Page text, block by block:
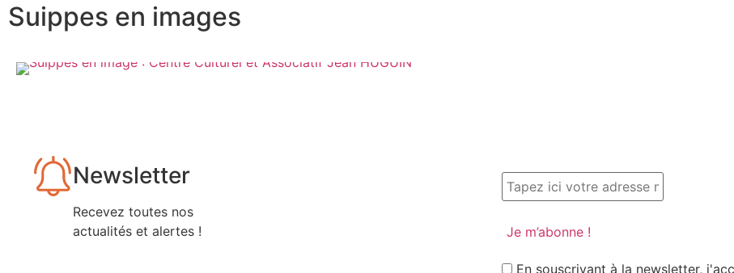
Suippes en images
Newsletter
Recevez toutes nos
actualités et alertes !
En souscrivant à la newsletter,